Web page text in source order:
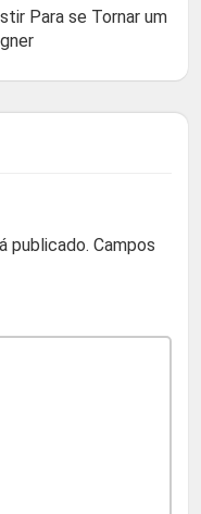
Para se Tornar um
publicado. Campos